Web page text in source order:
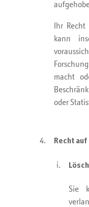
Ihr
kann
macht
oder
Recht auf
Sie